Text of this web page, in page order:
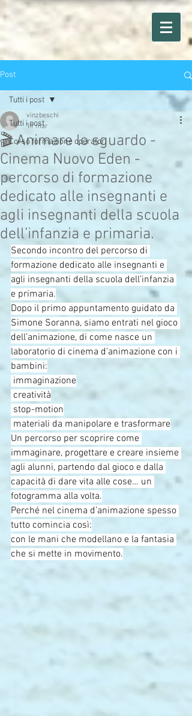
Post
Tutti i post
Corso formazione operatori
Tutti i post
🎬 Animare lo sguardo -
Cinema Nuovo Eden -
percorso di formazione
dedicato alle insegnanti e
agli insegnanti della scuola
dell’infanzia e primaria.
vinzbeschi
11 mar
Secondo incontro del percorso di
formazione dedicato alle insegnanti e
agli insegnanti della scuola dell’infanzia
e primaria.
Dopo il primo appuntamento guidato da
Simone Soranna, siamo entrati nel gioco
dell’animazione, di come nasce un
laboratorio di cinema d’animazione con i
bambini:
immaginazione
creatività
stop-motion
materiali da manipolare e trasformare
Un percorso per scoprire come
immaginare, progettare e creare insieme
agli alunni, partendo dal gioco e dalla
capacità di dare vita alle cose… un
fotogramma alla volta.
Perché nel cinema d’animazione spesso
tutto comincia così:
con le mani che modellano e la fantasia
che si mette in movimento.